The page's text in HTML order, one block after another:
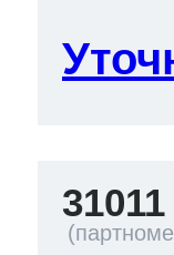
31011